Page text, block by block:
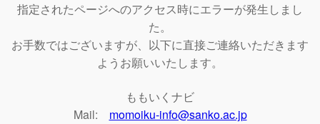
指定されたページへのアクセス時にエラーが発生しまし
た。
お手数ではございますが、以下に直接ご連絡いただきます
ようお願いいたします。
ももいくナビ
Mail: momoiku-info@sanko.ac.jp